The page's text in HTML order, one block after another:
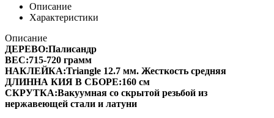
Описание
Характеристики
Описание
ДЕРЕВО:Палисандр
ВЕС:715-720 грамм
НАКЛЕЙКА:Triangle 12.7 мм. Жесткость средняя
ДЛИННА КИЯ В СБОРЕ:160 см
СКРУТКА:Вакуумная со скрытой резьбой из
нержавеющей стали и латуни